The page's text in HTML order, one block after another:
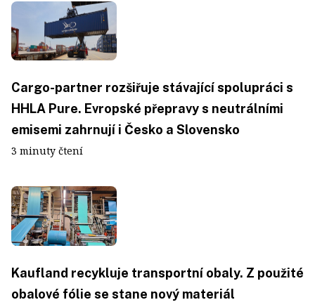
Cargo-partner rozšiřuje stávající spolupráci s
HHLA Pure. Evropské přepravy s neutrálními
emisemi zahrnují i Česko a Slovensko
3 minuty čtení
Kaufland recykluje transportní obaly. Z použité
obalové fólie se stane nový materiál